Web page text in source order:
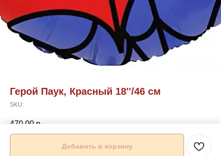
Герой Паук, Красный 18''/46 см
SKU:
470,00 р.
Добавить в корзину